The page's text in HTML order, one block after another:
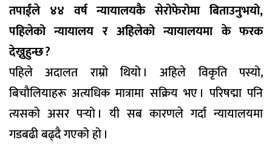
तपाईंले ४४ वर्ष न्यायालयकै सेरोफेरोमा बिताउनुभयो,
पहिलेको न्यायालय र अहिलेको न्यायालयमा के फरक
देख्नुहुन्छ ?
पहिले अदालत राम्रो थियो । अहिले विकृति पस्यो,
बिचौलियाहरू अत्यधिक मात्रामा सक्रिय भए । परिषद्मा पनि
त्यसको असर पर्‍यो । यी सब कारणले गर्दा न्यायालयमा
गडबढी बढ्दै गएको हो ।